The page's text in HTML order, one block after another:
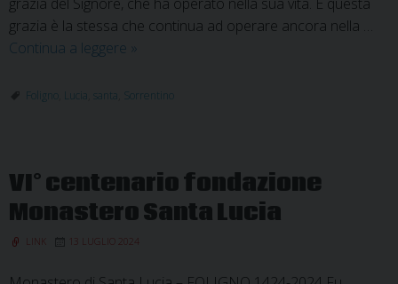
grazia è la stessa che continua ad operare ancora nella …
Continua a leggere 13
festa
»
Foligno Lucia santa Sorrentino
VI° centenario fondazione
Monastero Santa Lucia
LINK 13 LUGLIO 2024